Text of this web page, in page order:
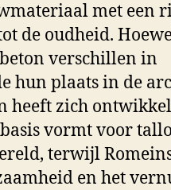
met een
de oudheid.
verschillen in
hun plaats in de
heeft zich
vormt voor
terwijl
en het